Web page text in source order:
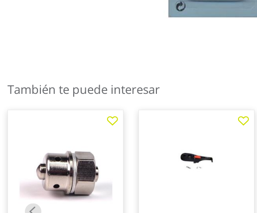
al
comienzo
También te puede interesar